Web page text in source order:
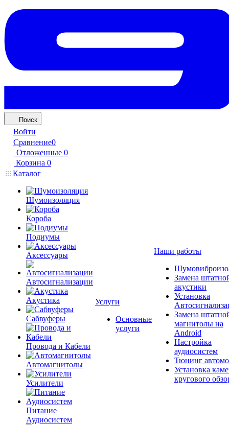
Поиск
Войти
Сравнение0
Отложенные 0
Корзина 0
Каталог
Шумоизоляция
Короба
Подиумы
Аксессуары
Автосигнализации
Акустика
Сабвуферы
Провода и Кабели
Автомагнитолы
Усилители
Питание
Аудиосистем
Услуги
Основные
услуги
Наши работы
Замена
акустики
Установка
Замена
магнитолы на
Android
Настройка
аудиосистем
Тюнинг
Установка
кругового